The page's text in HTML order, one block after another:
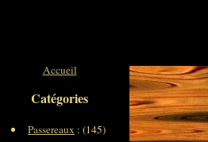
Accueil
Catégories
Passereaux : (145)